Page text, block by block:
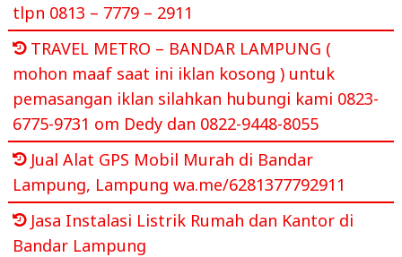
tlpn 0813 – 7779 – 2911
TRAVEL METRO – BANDAR LAMPUNG (
mohon maaf saat ini iklan kosong ) untuk
pemasangan iklan silahkan hubungi kami 0823-
6775-9731 om Dedy dan 0822-9448-8055
Jual Alat GPS Mobil Murah di Bandar
Lampung, Lampung wa.me/6281377792911
Jasa Instalasi Listrik Rumah dan Kantor di
Bandar Lampung